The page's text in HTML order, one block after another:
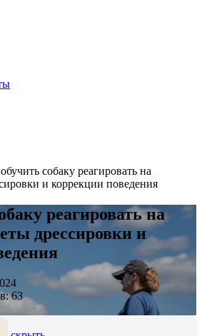
собаку реагировать на
и коррекции поведения
реагировать на
дрессировки и
63